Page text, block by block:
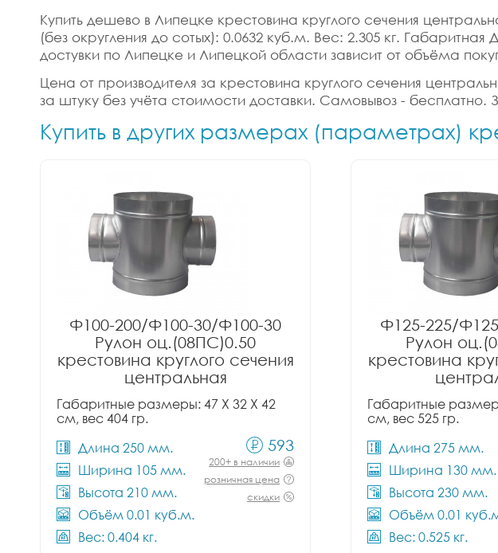
Купить дешево в Липецке крестовина круглого сечения
(без округления до сотых): 0.0632 куб.м. Вес: 2.305 кг.
достувки по Липецке и Липецкой области зависит от объёма
Цена от производителя за крестовина круглого сечения
за штуку без учёта стоимости доставки. Самовывоз - бесплатно.
Купить в других размерах (параметрах)
Ф100-200/Ф100-30/Ф100-30
Рулон оц.(08ПС)0.50
крестовина круглого сечения
центральная
Габаритные размеры: 47 X 32 X 42
см, вес 404 гр.
Длина 250 мм.
Ширина 105 мм.
Высота 210 мм.
Объём 0.01 куб.м.
Вес: 0.404 кг.
593
200+ в наличии
розничная цена
скидки
Ф125-225/
Рулон
крестовина
Габаритные
см, вес 525 гр.
Длина 275 мм.
Ширина 130 мм.
Высота 230 мм.
Объём 0.01
Вес: 0.525 кг.